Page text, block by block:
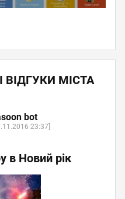
ВІДГУКИ МІСТА
bot
23:37]
в Новий рік